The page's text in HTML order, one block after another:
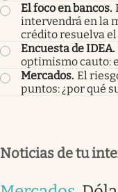
El foco en bancos.
intervendrá en la
crédito resuelva
Encuesta de IDEA.
optimismo cauto:
Mercados. El
puntos: ¿por qué
Noticias de tu